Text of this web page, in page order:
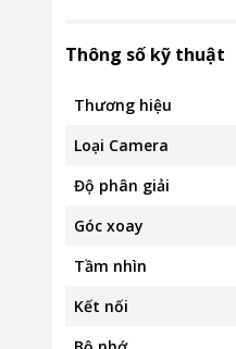
Thông số kỹ thuật
Thương hiệu
Loại Camera
Độ phân giải
Góc xoay
Tầm nhìn
Kết nối